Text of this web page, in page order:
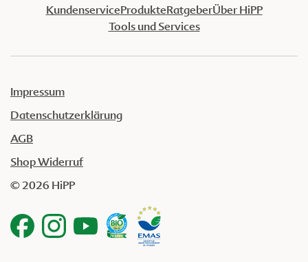
KundenserviceProdukteRatgeberÜber HiPP
Tools und Services
Impressum
Datenschutzerklärung
AGB
Shop Widerruf
© 2026 HiPP